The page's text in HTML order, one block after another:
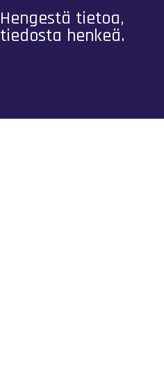
Hengestä tietoa,
tiedosta henkeä.